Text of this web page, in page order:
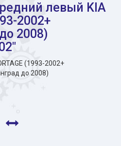
левый KIA
2002+
2008)
(1993-2002+
до 2008)